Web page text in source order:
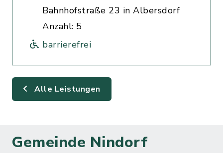
Bahnhofstraße 23 in Albersdorf
Anzahl: 5
barrierefrei
Alle Leistungen
Gemeinde Nindorf